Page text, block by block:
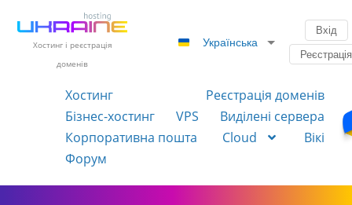
Хостинг і реєстрація
доменів
Українська
Вхід
Реєстрація
Хостинг
Реєстрація доменів
Бізнес-хостинг
VPS
Виділені сервера
Корпоративна пошта
Cloud
Вікі
Форум